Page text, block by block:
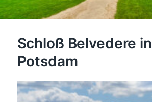
Schloß Belvedere in
Potsdam